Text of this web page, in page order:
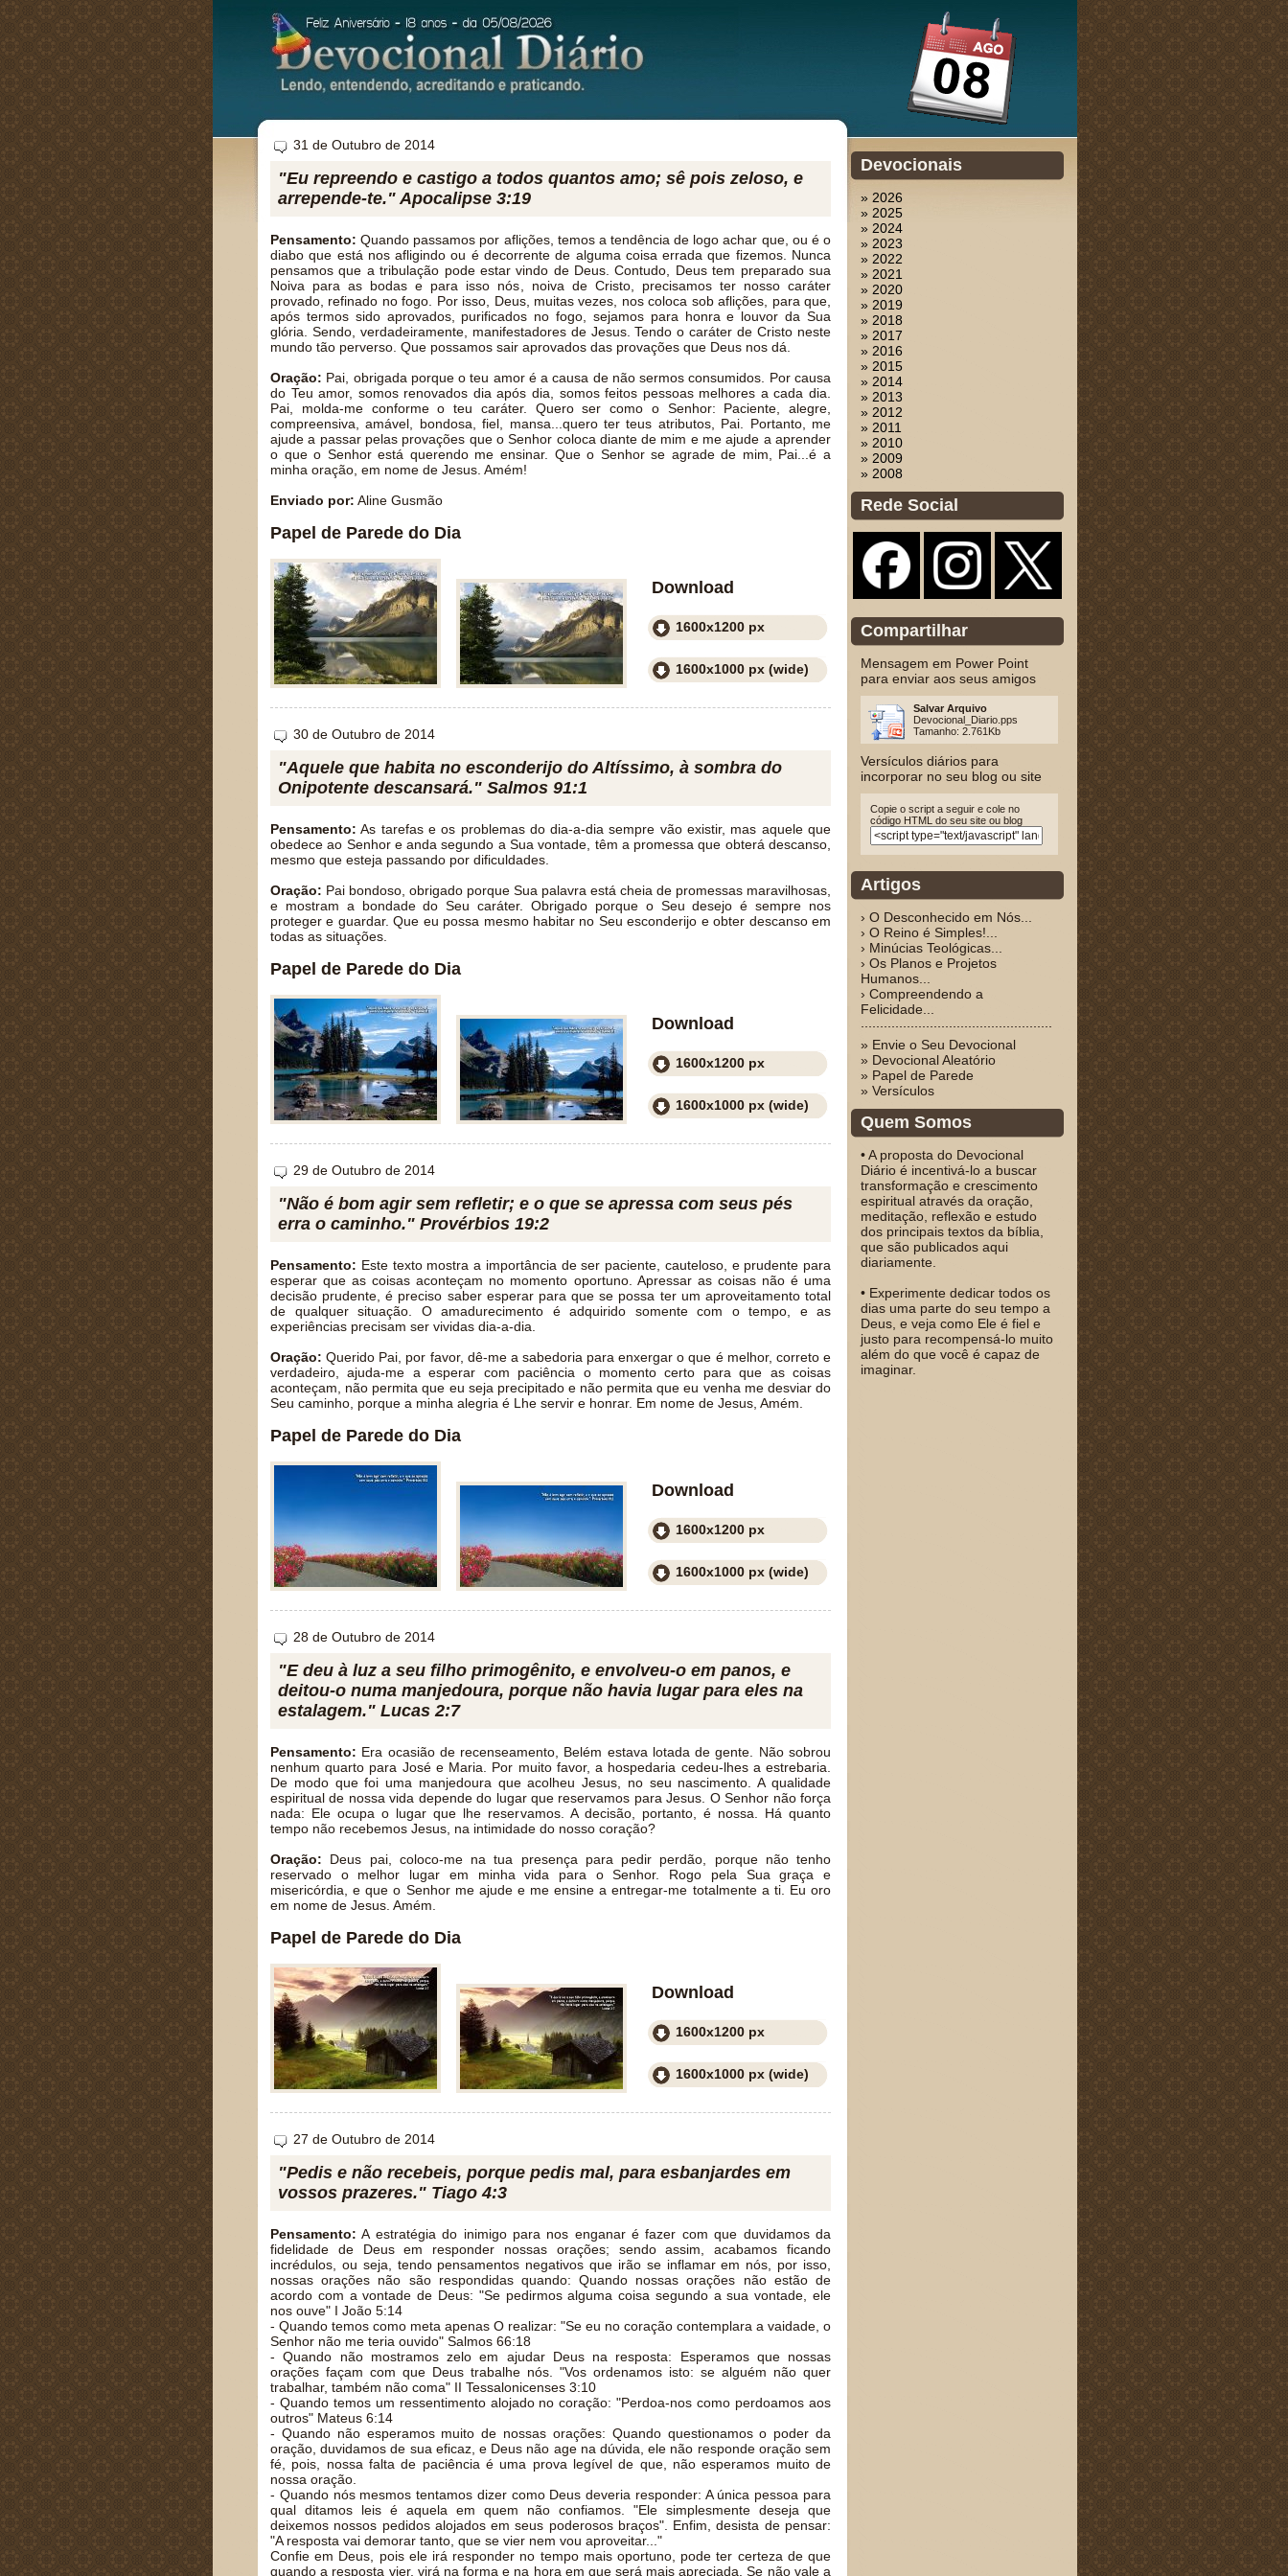
31 de Outubro de 2014
"Eu repreendo e castigo a todos quantos amo; sê pois zeloso, e
arrepende-te." Apocalipse 3:19
Pensamento: Quando passamos por aflições, temos a tendência de logo achar que, ou é o
diabo que está nos afligindo ou é decorrente de alguma coisa errada que fizemos. Nunca
pensamos que a tribulação pode estar vindo de Deus. Contudo, Deus tem preparado sua
Noiva para as bodas e para isso nós, noiva de Cristo, precisamos ter nosso caráter
provado, refinado no fogo. Por isso, Deus, muitas vezes, nos coloca sob aflições, para que,
após termos sido aprovados, purificados no fogo, sejamos para honra e louvor da Sua
glória. Sendo, verdadeiramente, manifestadores de Jesus. Tendo o caráter de Cristo neste
mundo tão perverso. Que possamos sair aprovados das provações que Deus nos dá.
Oração: Pai, obrigada porque o teu amor é a causa de não sermos consumidos. Por causa
do Teu amor, somos renovados dia após dia, somos feitos pessoas melhores a cada dia.
Pai, molda-me conforme o teu caráter. Quero ser como o Senhor: Paciente, alegre,
compreensiva, amável, bondosa, fiel, mansa...quero ter teus atributos, Pai. Portanto, me
ajude a passar pelas provações que o Senhor coloca diante de mim e me ajude a aprender
o que o Senhor está querendo me ensinar. Que o Senhor se agrade de mim, Pai...é a
minha oração, em nome de Jesus. Amém!
Enviado por: Aline Gusmão
Papel de Parede do Dia
Download
1600x1200 px
1600x1000 px (wide)
30 de Outubro de 2014
"Aquele que habita no esconderijo do Altíssimo, à sombra do
Onipotente descansará." Salmos 91:1
Pensamento: As tarefas e os problemas do dia-a-dia sempre vão existir, mas aquele que
obedece ao Senhor e anda segundo a Sua vontade, têm a promessa que obterá descanso,
mesmo que esteja passando por dificuldades.
Oração: Pai bondoso, obrigado porque Sua palavra está cheia de promessas maravilhosas,
e mostram a bondade do Seu caráter. Obrigado porque o Seu desejo é sempre nos
proteger e guardar. Que eu possa mesmo habitar no Seu esconderijo e obter descanso em
todas as situações.
Papel de Parede do Dia
Download
1600x1200 px
1600x1000 px (wide)
29 de Outubro de 2014
"Não é bom agir sem refletir; e o que se apressa com seus pés
erra o caminho." Provérbios 19:2
Pensamento: Este texto mostra a importância de ser paciente, cauteloso, e prudente para
esperar que as coisas aconteçam no momento oportuno. Apressar as coisas não é uma
decisão prudente, é preciso saber esperar para que se possa ter um aproveitamento total
de qualquer situação. O amadurecimento é adquirido somente com o tempo, e as
experiências precisam ser vividas dia-a-dia.
Oração: Querido Pai, por favor, dê-me a sabedoria para enxergar o que é melhor, correto e
verdadeiro, ajuda-me a esperar com paciência o momento certo para que as coisas
aconteçam, não permita que eu seja precipitado e não permita que eu venha me desviar do
Seu caminho, porque a minha alegria é Lhe servir e honrar. Em nome de Jesus, Amém.
Papel de Parede do Dia
Download
1600x1200 px
1600x1000 px (wide)
28 de Outubro de 2014
"E deu à luz a seu filho primogênito, e envolveu-o em panos, e
deitou-o numa manjedoura, porque não havia lugar para eles na
estalagem." Lucas 2:7
Pensamento: Era ocasião de recenseamento, Belém estava lotada de gente. Não sobrou
nenhum quarto para José e Maria. Por muito favor, a hospedaria cedeu-lhes a estrebaria.
De modo que foi uma manjedoura que acolheu Jesus, no seu nascimento. A qualidade
espiritual de nossa vida depende do lugar que reservamos para Jesus. O Senhor não força
nada: Ele ocupa o lugar que lhe reservamos. A decisão, portanto, é nossa. Há quanto
tempo não recebemos Jesus, na intimidade do nosso coração?
Oração: Deus pai, coloco-me na tua presença para pedir perdão, porque não tenho
reservado o melhor lugar em minha vida para o Senhor. Rogo pela Sua graça e
misericórdia, e que o Senhor me ajude e me ensine a entregar-me totalmente a ti. Eu oro
em nome de Jesus. Amém.
Papel de Parede do Dia
Download
1600x1200 px
1600x1000 px (wide)
27 de Outubro de 2014
"Pedis e não recebeis, porque pedis mal, para esbanjardes em
vossos prazeres." Tiago 4:3
Pensamento: A estratégia do inimigo para nos enganar é fazer com que duvidamos da
fidelidade de Deus em responder nossas orações; sendo assim, acabamos ficando
incrédulos, ou seja, tendo pensamentos negativos que irão se inflamar em nós, por isso,
nossas orações não são respondidas quando: Quando nossas orações não estão de
acordo com a vontade de Deus: "Se pedirmos alguma coisa segundo a sua vontade, ele
nos ouve" I João 5:14
- Quando temos como meta apenas O realizar: "Se eu no coração contemplara a vaidade, o
Senhor não me teria ouvido" Salmos 66:18
- Quando não mostramos zelo em ajudar Deus na resposta: Esperamos que nossas
orações façam com que Deus trabalhe nós. "Vos ordenamos isto: se alguém não quer
trabalhar, também não coma" II Tessalonicenses 3:10
- Quando temos um ressentimento alojado no coração: "Perdoa-nos como perdoamos aos
outros" Mateus 6:14
- Quando não esperamos muito de nossas orações: Quando questionamos o poder da
oração, duvidamos de sua eficaz, e Deus não age na dúvida, ele não responde oração sem
fé, pois, nossa falta de paciência é uma prova legível de que, não esperamos muito de
nossa oração.
- Quando nós mesmos tentamos dizer como Deus deveria responder: A única pessoa para
qual ditamos leis é aquela em quem não confiamos. "Ele simplesmente deseja que
deixemos nossos pedidos alojados em seus poderosos braços". Enfim, desista de pensar:
"A resposta vai demorar tanto, que se vier nem vou aproveitar..."
Confie em Deus, pois ele irá responder no tempo mais oportuno, pode ter certeza de que
quando a resposta vier, virá na forma e na hora em que será mais apreciada. Se não vale a
Devocionais
» 2026
» 2025
» 2024
» 2023
» 2022
» 2021
» 2020
» 2019
» 2018
» 2017
» 2016
» 2015
» 2014
» 2013
» 2012
» 2011
» 2010
» 2009
» 2008
Rede Social
Compartilhar
Mensagem em Power Point
para enviar aos seus amigos
Salvar Arquivo
Devocional_Diario.pps
Tamanho: 2.761Kb
Versículos diários para
incorporar no seu blog ou site
Copie o script a seguir e cole no
código HTML do seu site ou blog
Artigos
› O Desconhecido em Nós...
› O Reino é Simples!...
› Minúcias Teológicas...
› Os Planos e Projetos
Humanos...
› Compreendendo a
Felicidade...
» Envie o Seu Devocional
» Devocional Aleatório
» Papel de Parede
» Versículos
Quem Somos
• A proposta do Devocional
Diário é incentivá-lo a buscar
transformação e crescimento
espiritual através da oração,
meditação, reflexão e estudo
dos principais textos da bíblia,
que são publicados aqui
diariamente.
• Experimente dedicar todos os
dias uma parte do seu tempo a
Deus, e veja como Ele é fiel e
justo para recompensá-lo muito
além do que você é capaz de
imaginar.